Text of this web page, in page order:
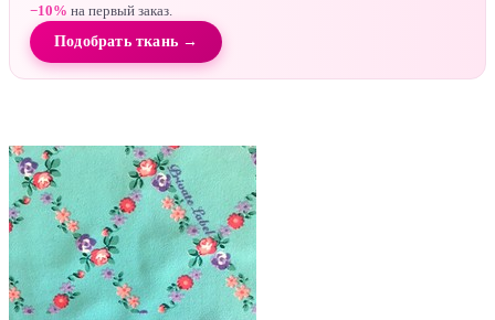
−10% на первый заказ.
Подобрать ткань →